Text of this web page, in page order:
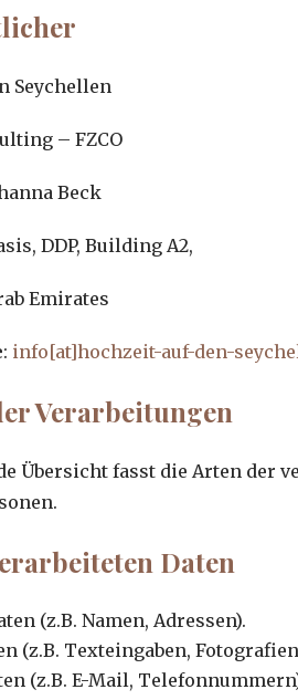
Seychellen
– FZCO
Beck
DDP, Building A2,
Emirates
: info[at]hochzeit-auf-den-
Verarbeitungen
Übersicht fasst die Arten der
Daten
(z.B. Namen, Adressen).
(z.B. Texteingaben,
(z.B. E-Mail,